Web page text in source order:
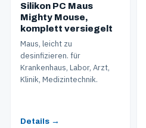
Silikon PC Maus
Mighty Mouse,
komplett versiegelt
Maus, leicht zu
desinfizieren. für
Krankenhaus, Labor, Arzt,
Klinik, Medizintechnik.
Details →